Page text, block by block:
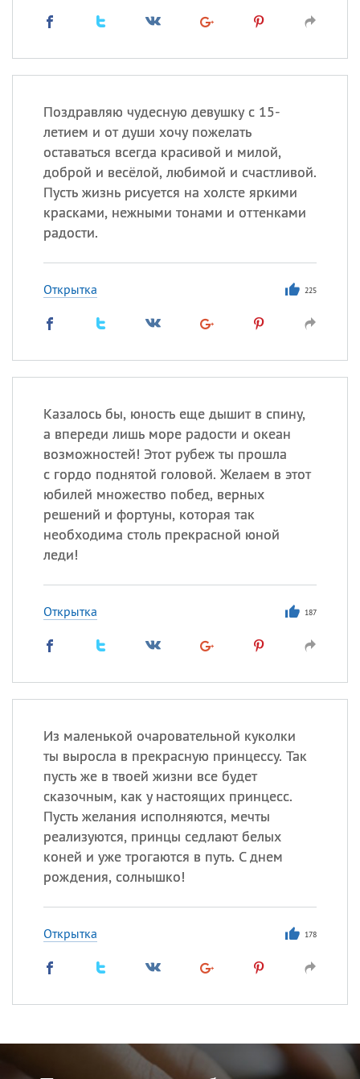
Поздравляю чудесную девушку с 15-
летием и от души хочу пожелать
оставаться всегда красивой и милой,
доброй и весёлой, любимой и счастливой.
Пусть жизнь рисуется на холсте яркими
красками, нежными тонами и оттенками
радости.
Открытка 225
Казалось бы, юность еще дышит в спину,
а впереди лишь море радости и океан
возможностей! Этот рубеж ты прошла
с гордо поднятой головой. Желаем в этот
юбилей множество побед, верных
решений и фортуны, которая так
необходима столь прекрасной юной
леди!
Открытка 187
Из маленькой очаровательной куколки
ты выросла в прекрасную принцессу. Так
пусть же в твоей жизни все будет
сказочным, как у настоящих принцесс.
Пусть желания исполняются, мечты
реализуются, принцы седлают белых
коней и уже трогаются в путь. С днем
рождения, солнышко!
Открытка 178